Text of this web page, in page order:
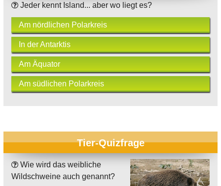
Jeder kennt Island... aber wo liegt es?
Am nördlichen Polarkreis
In der Antarktis
Am Äquator
Am südlichen Polarkreis
Tier-Quizfrage
Wie wird das weibliche
Wildschweine auch genannt?